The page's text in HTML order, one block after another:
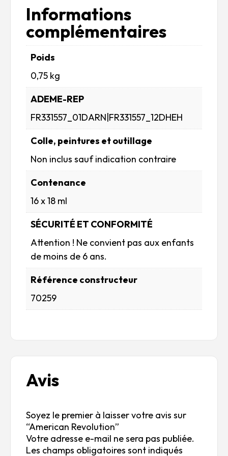
Informations
complémentaires
Poids
0,75 kg
ADEME-REP
FR331557_01DARN|FR331557_12DHEH
Colle, peintures et outillage
Non inclus sauf indication contraire
Contenance
16 x 18 ml
SÉCURITÉ ET CONFORMITÉ
Attention ! Ne convient pas aux enfants
de moins de 6 ans.
Référence constructeur
70259
Avis
Soyez le premier à laisser votre avis sur
“American Revolution”
Votre adresse e-mail ne sera pas publiée.
Les champs obligatoires sont indiqués